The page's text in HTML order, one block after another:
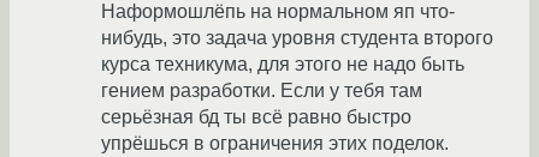
Наформошлёпь на нормальном яп что-
нибудь, это задача уровня студента второго
курса техникума, для этого не надо быть
гением разработки. Если у тебя там
серьёзная бд ты всё равно быстро
упрёшься в ограничения этих поделок.